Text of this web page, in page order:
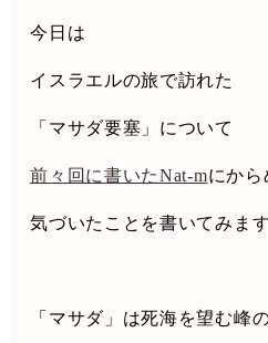
今日は
イスラエルの旅で訪れた
「マサダ要塞」について
前々回に書いたNat-mにから
気づいたことを書いてみます
「マサダ」は死海を望む峰